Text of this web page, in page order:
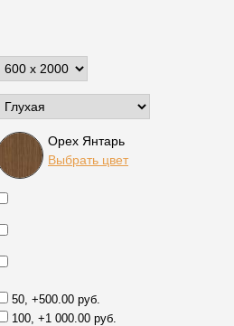
Орех Янтарь
Выбрать цвет
50, +500.00 руб.
100, +1 000.00 руб.